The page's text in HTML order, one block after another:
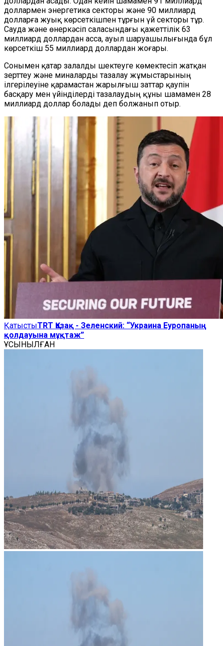
доллармен энергетика секторы және 90 миллиард
долларға жуық көрсеткішпен тұрғын үй секторы тұр.
Сауда және өнеркәсіп саласындағы қажеттілік 63
миллиард доллардан асса, ауыл шаруашылығында бұл
көрсеткіш 55 миллиард доллардан жоғары.
Сонымен қатар залалды шектеуге көмектесіп жатқан
зерттеу және миналарды тазалау жұмыстарының
ілгерілеуіне қарамастан жарылғыш заттар қаупін
басқару мен үйінділерді тазалаудың құны шамамен 28
миллиард доллар болады деп болжанып отыр.
ҚатыстыTRT Қазақ - Зеленский: “Украина Еуропаның
қолдауына мұқтаж”
ҰСЫНЫЛҒАН